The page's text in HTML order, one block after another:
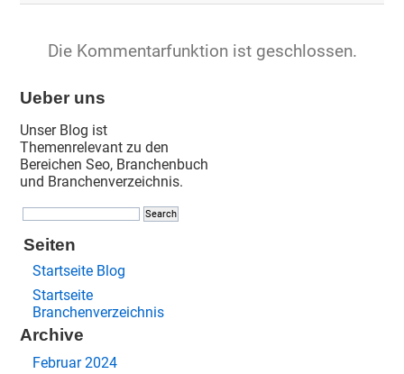
Die Kommentarfunktion ist geschlossen.
Ueber uns
Unser Blog ist
Themenrelevant zu den
Bereichen Seo, Branchenbuch
und Branchenverzeichnis.
Seiten
Startseite Blog
Startseite
Branchenverzeichnis
Archive
Februar 2024